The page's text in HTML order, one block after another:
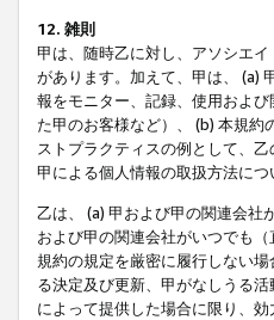
12. 雑則
甲は、随時乙に対し、アソシエ
があります。加えて、甲は、 (a)
報をモニター、記録、使用およ
た甲のお客様など）、 (b) 本規
ストプラクティスの例として、
甲による個人情報の取扱方法につ
乙は、 (a) 甲および甲の関連会社
および甲の関連会社がいつでも
規約の規定を厳密に履行しない
る決定及び更新、甲がなしうる
によって提供した場合に限り、